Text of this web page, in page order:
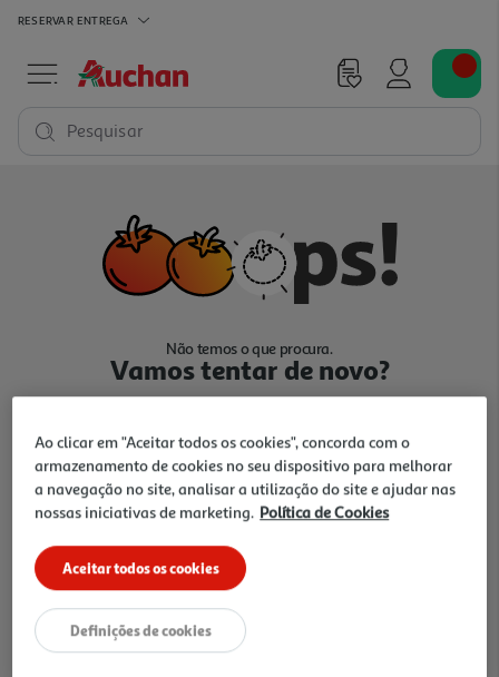
RESERVAR ENTREGA
Pesquisar
Não temos o que procura.
Vamos tentar de novo?
Ir para Homepage
Folhetos
Ao clicar em "Aceitar todos os cookies", concorda com o
armazenamento de cookies no seu dispositivo para melhorar
a navegação no site, analisar a utilização do site e ajudar nas
nossas iniciativas de marketing. Política de Cookies
Aceitar todos os cookies
Definições de cookies